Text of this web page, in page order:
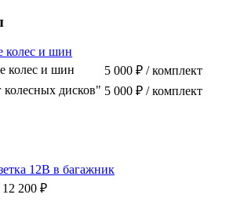
колес и шин
колес и шин
5 000 ₽ / комплект
колесных дисков" 5 000 ₽ / комплект
12В в багажник
12 200 ₽